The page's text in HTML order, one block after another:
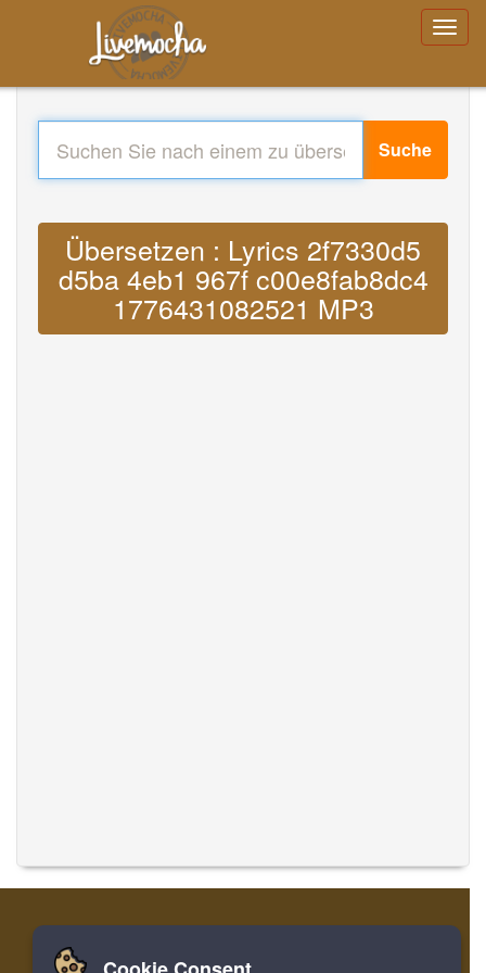
Suche
Übersetzen : Lyrics 2f7330d5
d5ba 4eb1 967f c00e8fab8dc4
1776431082521 MP3